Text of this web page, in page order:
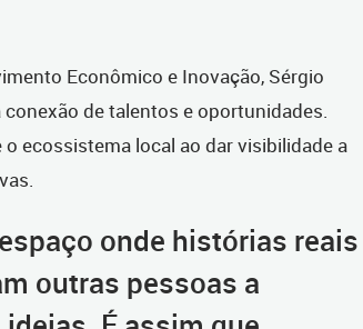
Econômico e Inovação, Sérgio
de talentos e oportunidades.
ecossistema local ao dar visibilidade a
onde histórias reais
outras pessoas a